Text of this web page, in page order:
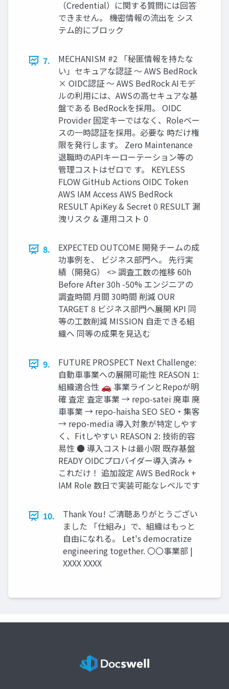
（Credential）に関する質問には回答
できません。 機密情報の流出を シス
テム的にブロック
7.
MECHANISM #2 「秘匿情報を持たな
い」セキュアな認証 ～ AWS BedRock
× OIDC認証 ～ AWS BedRock AIモデ
ルの利用には、AWSの高セキュアな基
盤である BedRockを採用。 OIDC
Provider 固定キーではなく、Roleベー
スの一時認証を採用。必要な 時だけ権
限を発行します。 Zero Maintenance
退職時のAPIキーローテーション等の
管理コストはゼロで す。 KEYLESS
FLOW GitHub Actions OIDC Token
AWS IAM Access AWS BedRock
RESULT ApiKey & Secret 0 RESULT 漏
洩リスク & 運用コスト 0
8.
EXPECTED OUTCOME 開発チームの成
功事例を、 ビジネス部門へ。 先行実
績（開発G） <> 調査工数の推移 60h
Before After 30h -50% エンジニアの
調査時間 月間 30時間 削減 OUR
TARGET 8 ビジネス部門へ展開 KPI 同
等の工数削減 MISSION 自走できる組
織へ 同等の成果を見込む
9.
FUTURE PROSPECT Next Challenge:
自動車事業への展開可能性 REASON 1:
組織適合性 🚗 事業ラインとRepoが明
確 査定 査定事業 → repo-satei 廃車 廃
車事業 → repo-haisha SEO SEO・集客
→ repo-media 導入対象が特定しやす
く、Fitしやすい REASON 2: 技術的容
易性 ● 導入コストは最小限 既存基盤
READY OIDCプロバイダー導入済み +
これだけ！ 追加設定 AWS BedRock +
IAM Role 数日で実装可能なレベルです
10.
Thank You! ご清聴ありがとうござい
ました 「仕組み」で、組織はもっと
自由になれる。 Let's democratize
engineering together. 〇〇事業部 |
XXXX XXXX